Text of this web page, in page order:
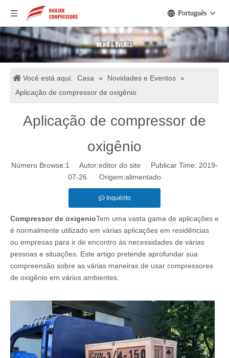
Português
Você está aqui: Casa » Novidades e Eventos »
Aplicação de compressor de oxigênio
Aplicação de compressor de
oxigênio
Número Browse:1
Autor:editor do site Publicar Time: 2019-
07-26 Origem:alimentado
Inquérito
Compressor de oxigenioTem uma vasta gama de aplicações e
é normalmente utilizado em várias aplicações em residências
ou empresas para ir de encontro às necessidades de várias
pessoas e situações. Este artigo pretende aprofundar sua
compreensão sobre as várias maneiras de usar compressores
de oxigênio em vários ambientes.